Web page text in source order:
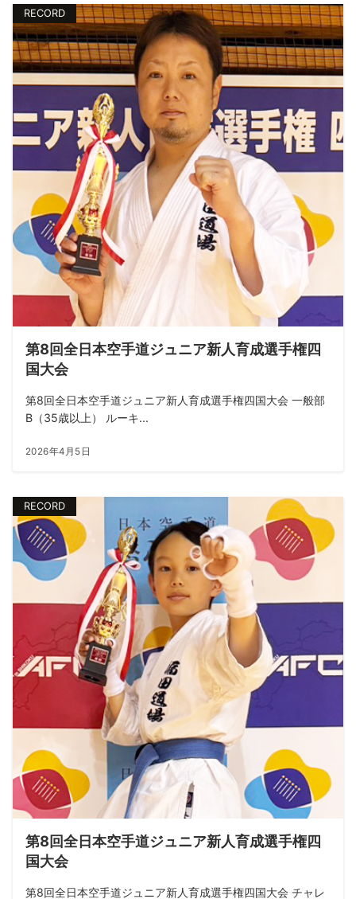
RECORD
第8回全日本空手道ジュニア新人育成選手権四
国大会
第8回全日本空手道ジュニア新人育成選手権四国大会 一般部
B（35歳以上） ルーキ...
2026年4月5日
RECORD
第8回全日本空手道ジュニア新人育成選手権四
国大会
第8回全日本空手道ジュニア新人育成選手権四国大会 チャレ